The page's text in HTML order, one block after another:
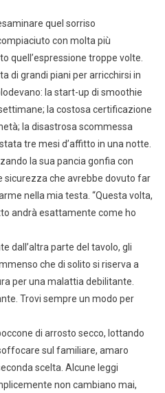
quel sorriso
con molta più
quell’espressione troppe volte.
di grandi piani per arricchirsi in
la start-up di smoothie
la costosa certificazione
la disastrosa scommessa
tre mesi d’affitto in una notte.
la sua pancia gonfia con
sicurezza che avrebbe dovuto far
nella mia testa. “Questa volta,
andrà esattamente come ho
dall’altra parte del tavolo, gli
che di solito si riserva a
per una malattia debilitante.
Trovi sempre un modo per
di arrosto secco, lottando
sul familiare, amaro
scelta. Alcune leggi
non cambiano mai,